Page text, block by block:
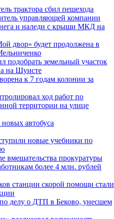
трактора сбил пешехода
управляющей компании
и наледи с крыши МКД на
двор» будет продолжена в
подобрать земельный участок
на Шуисте
к 7 годам колонии за
ход работ по
территории на улице
автобуса
новые учебники по
вмешательства прокуратуры
более 4 млн. рублей
станции скорой помощи стали
делу о ДТП в Беково, унесшем